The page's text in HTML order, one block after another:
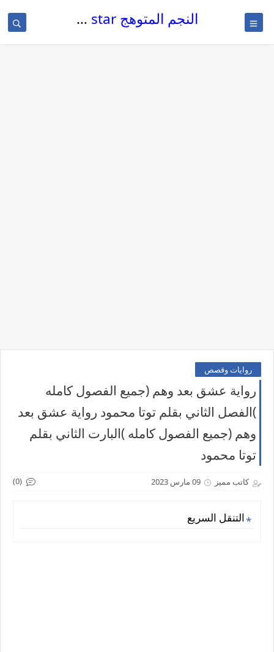
النجم المتوهج The glowing star
روايات وقصص
رواية عشق بعد وهم (جميع الفصول كامله
)الفصل الثاني بقلم توتا محمود رواية عشق بعد
وهم (جميع الفصول كامله )البارت الثاني بقلم
توتا محمود
كاتب مميز 09 مارس 2023 (0)
التنقل السريع